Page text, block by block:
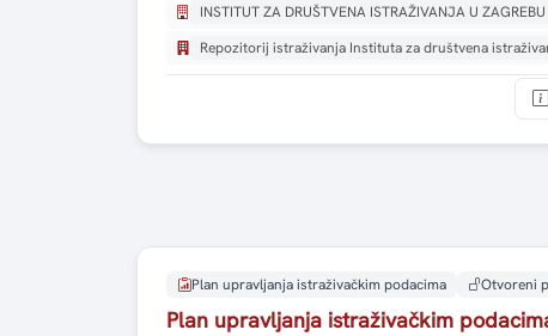
INSTITUT ZA DRUŠTVENA ISTRAŽIVANJA U ZAGREBU
Repozitorij istraživanja Instituta za društvena
Plan upravljanja istraživačkim podacima Otvoreni
Plan upravljanja istraživačkim